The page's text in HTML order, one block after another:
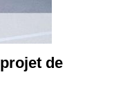
de